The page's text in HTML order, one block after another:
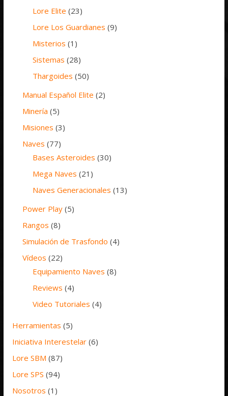
Lore Elite (23)
Lore Los Guardianes (9)
Misterios (1)
Sistemas (28)
Thargoides (50)
Manual Español Elite (2)
Minería (5)
Misiones (3)
Naves (77)
Bases Asteroides (30)
Mega Naves (21)
Naves Generacionales (13)
Power Play (5)
Rangos (8)
Simulación de Trasfondo (4)
Vídeos (22)
Equipamiento Naves (8)
Reviews (4)
Video Tutoriales (4)
Herramientas (5)
Iniciativa Interestelar (6)
Lore SBM (87)
Lore SPS (94)
Nosotros (1)